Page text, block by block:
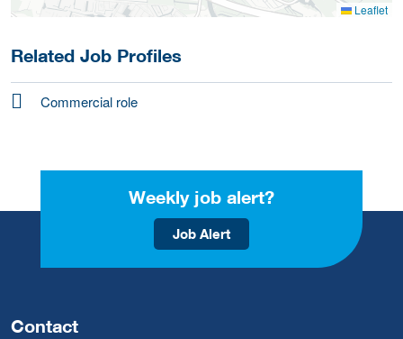
Leaflet
Related Job Profiles
Commercial role
Weekly job alert?
Job Alert
Contact